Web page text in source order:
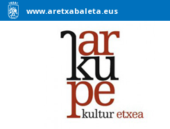
www.aretxabaleta.eus